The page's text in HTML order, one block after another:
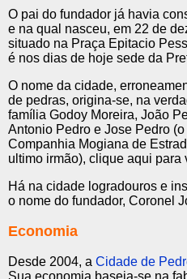
O pai do fundador já havia
e na qual nasceu, em 22 de
situado na Praça Epitacio
é nos dias de hoje sede da
O nome da cidade,
de pedras, origina-se, na
família Godoy Moreira, João
Antonio Pedro e Jose Pedro
Companhia Mogiana de
ultimo irmão), clique aqui para
Há na cidade logradouros e
o nome do fundador, Coronel
Economia
Desde 2004, a Cidade de
Sua economia baseia-se na